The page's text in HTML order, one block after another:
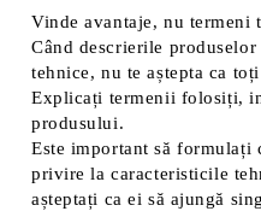
Vinde avantaje, nu termeni
Când descrierile
tehnice, nu te aștepta ca
Explicați termenii folosiți,
produsului.
Este important să
privire la caracteristicile
așteptați ca ei să ajungă